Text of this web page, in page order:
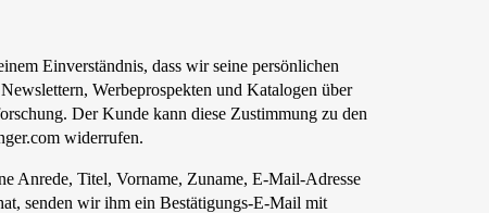
Einverständnis, dass wir seine persönlichen
Werbeprospekten und Katalogen über
Der Kunde kann diese Zustimmung zu den
widerrufen.
Anrede, Titel, Vorname, Zuname, E-Mail-Adresse
senden wir ihm ein Bestätigungs-E-Mail mit